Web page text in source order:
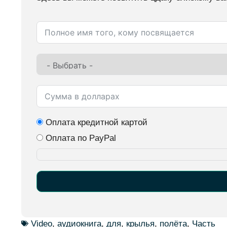
Оплата кредитной картой
Оплата по PayPal
Video, аудиокнига, для, крылья, полёта, Часть